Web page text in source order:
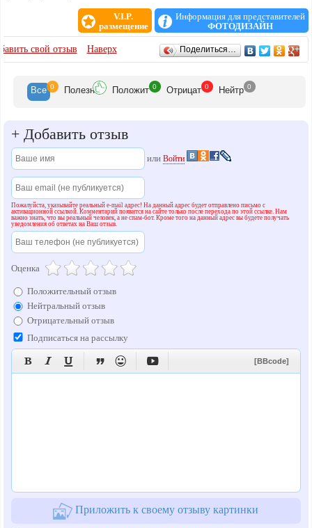
V.I.P.
размещение
Информация для представителей
ФОТОДИЗАЙН
ОТЗЫВЫсвой отзыв Наверх Поделиться…
Все 0 Полезн Положит 0 Отрицат 0 Нейтр 0
+ Добавить отзыв
илиВойти
Пожалуйста, указывайте реальный e-mail адрес! На данный адрес будет отправлено письмо с
активационной ссылкой. Комментарий появится на сайте только после перехода по этой ссылке. Нам
важно знать, что вы реальный человек, а не спам-бот. Кроме того на данный адрес вы будете получать
уведомления об ответах на Ваш отзыв.
Оценка
Положительный отзыв
Нейтральный отзыв
Отрицательный отзыв
Подписаться на рассылку
      [BBcode]
Приложить к своему отзыву картинки